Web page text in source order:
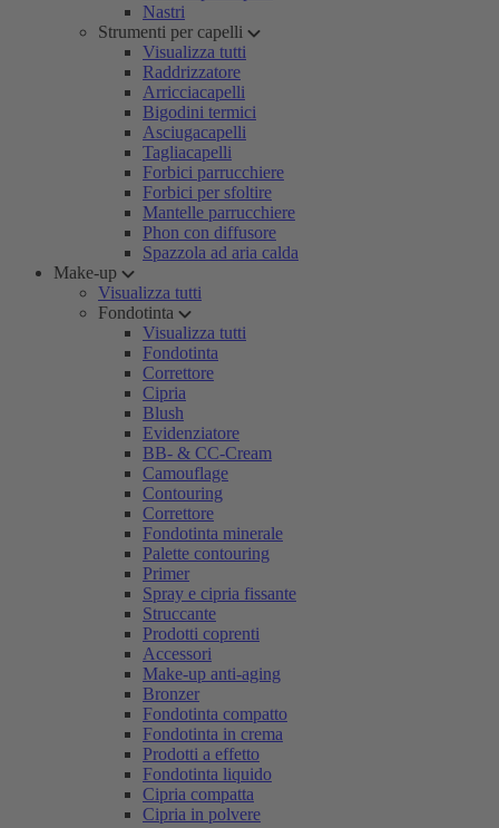
Nastri
Strumenti per capelli
Visualizza tutti
Raddrizzatore
Arricciacapelli
Bigodini termici
Asciugacapelli
Tagliacapelli
Forbici parrucchiere
Forbici per sfoltire
Mantelle parrucchiere
Phon con diffusore
Spazzola ad aria calda
Make-up
Visualizza tutti
Fondotinta
Visualizza tutti
Fondotinta
Correttore
Cipria
Blush
Evidenziatore
BB- & CC-Cream
Camouflage
Contouring
Correttore
Fondotinta minerale
Palette contouring
Primer
Spray e cipria fissante
Struccante
Prodotti coprenti
Accessori
Make-up anti-aging
Bronzer
Fondotinta compatto
Fondotinta in crema
Prodotti a effetto
Fondotinta liquido
Cipria compatta
Cipria in polvere